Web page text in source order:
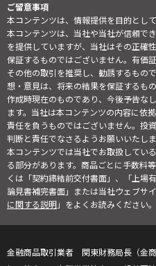
ご留意事項
本コンテンツは、情報提供を目的として
本コンテンツは、当社や当社が信頼で
を提供していますが、当社はその正確
保証するものではございません。有価
その他の取引を推奨し、勧誘するもの
想・意見は、将来の結果を保証するも
作成時現在のものであり、今後予告な
ます。当社は本コンテンツの内容に依
責任を負うものではございません。投
判断と責任でなさるようお願いいたしま
本コンテンツでは当社でお取扱してい
る部分があります。商品ごとに手数料
くは「契約締結前交付書面」、「上場
論見書補完書面」または当社ウェブサ
に関する説明」をよくお読みください。
金融商品取引業者 関東財務局長（金